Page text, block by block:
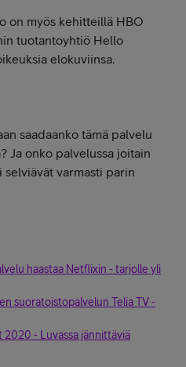
on myös kehitteillä HBO
tuotantoyhtiö Hello
elokuviinsa.
saadaanko tämä palvelu
Ja onko palvelussa joitain
selviävät varmasti parin
haastaa Netflixin - tarjolle yli
suoratoistopalvelun Telia TV -
2020 - Luvassa jännittäviä